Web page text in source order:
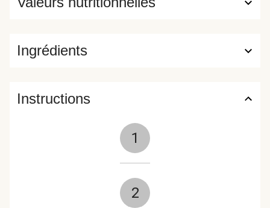
Ingrédients
Instructions
1
2